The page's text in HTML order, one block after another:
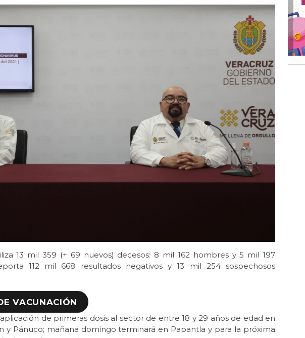
13 mil 359 (+ 69 nuevos) decesos: 8 mil 162 hombres y 5 mil 197
112 mil 668 resultados negativos y 13 mil 254 sospechosos
VACUNACIÓN
de primeras dosis al sector de entre 18 y 29 años de edad en
y Pánuco; mañana domingo terminará en Papantla y para la próxima